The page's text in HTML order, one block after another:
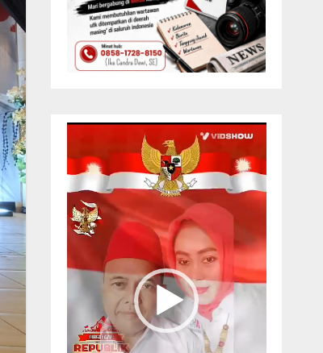
Video